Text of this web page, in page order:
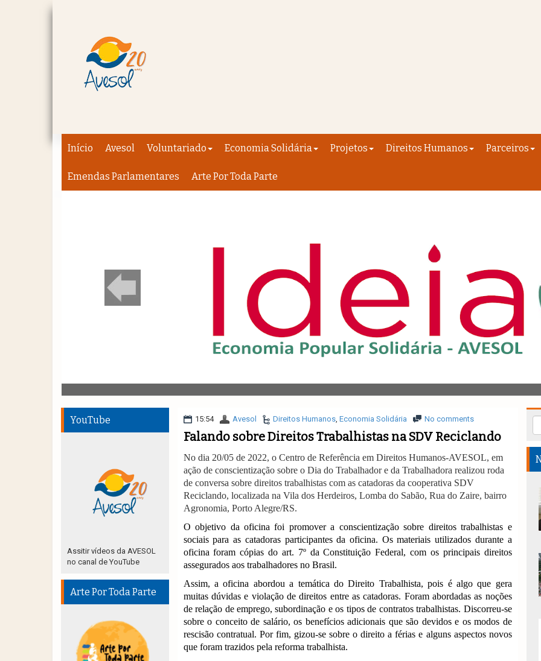
Início Avesol Voluntariado Economia Solidária Projetos Direitos Humanos Parceiros
Emendas Parlamentares Arte Por Toda Parte
15:54 Avesol Direitos Humanos, Economia Solidária No comments
Falando sobre Direitos Trabalhistas na SDV Reciclando
No dia 20/05 de 2022, o Centro de Referência em Direitos Humanos-AVESOL, em
ação de conscientização sobre o Dia do Trabalhador e da Trabalhadora realizou roda
de conversa sobre direitos trabalhistas com as catadoras da cooperativa SDV
Reciclando, localizada na Vila dos Herdeiros, Lomba do Sabão, Rua do Zaire, bairro
Agronomia, Porto Alegre/RS.
O objetivo da oficina foi promover a conscientização sobre direitos trabalhistas e
sociais para as catadoras participantes da oficina. Os materiais utilizados durante a
oficina foram cópias do art. 7º da Constituição Federal, com os principais direitos
assegurados aos trabalhadores no Brasil.
Assim, a oficina abordou a temática do Direito Trabalhista, pois é algo que gera
muitas dúvidas e violação de direitos entre as catadoras. Foram abordadas as noções
de relação de emprego, subordinação e os tipos de contratos trabalhistas. Discorreu-se
sobre o conceito de salário, os benefícios adicionais que são devidos e os modos de
rescisão contratual. Por fim, gizou-se sobre o direito a férias e alguns aspectos novos
que foram trazidos pela reforma trabalhista.
YouTube
Assitir vídeos da AVESOL
no canal de YouTube
Arte Por Toda Parte